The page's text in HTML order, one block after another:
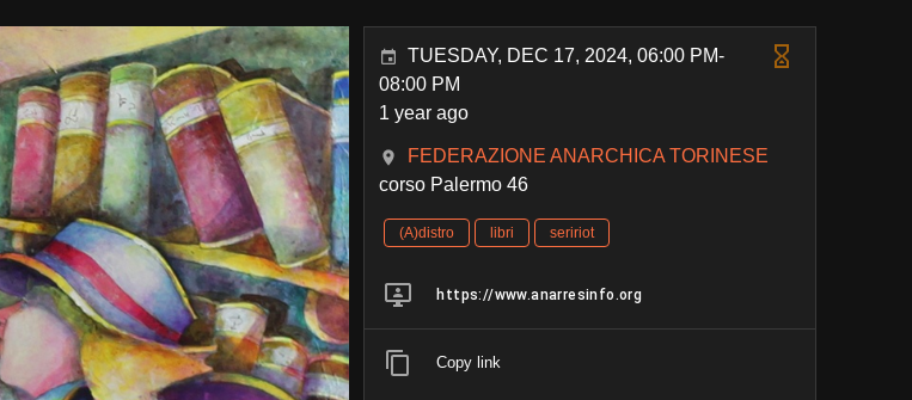
TUESDAY, DEC 17, 2024, 06:00 PM-
08:00 PM
1 year ago
FEDERAZIONE ANARCHICA TORINESE
corso Palermo 46
(A)distro libri seririot
https://www.anarresinfo.org
Copy link